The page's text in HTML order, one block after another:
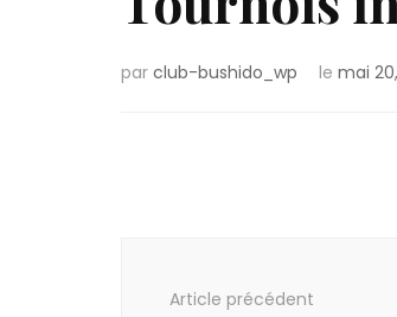
par club-bushido_wp le mai
Article précédent